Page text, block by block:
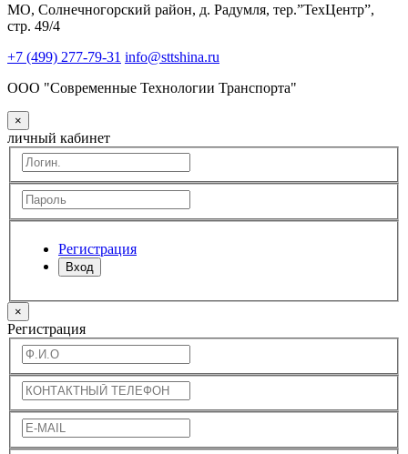
МО, Солнечногорский район, д. Радумля, тер.”ТехЦентр”,
стр. 49/4
+7 (499) 277-79-31 info@sttshina.ru
ООО "Современные Технологии Транспорта"
×
личный кабинет
Регистрация
Вход
×
Регистрация